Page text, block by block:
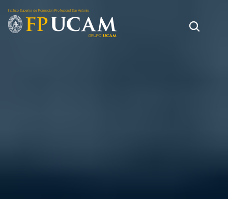
Instituto Superior de Formación Profesional San Antonio